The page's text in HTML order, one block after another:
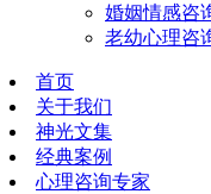
婚姻情感咨
老幼心理咨
首页
关于我们
神光文集
经典案例
心理咨询专家